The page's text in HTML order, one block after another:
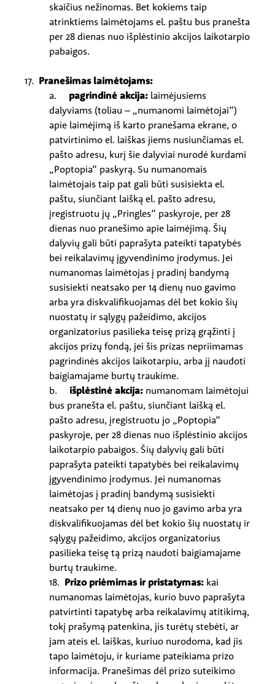
skaičius nežinomas. Bet kokiems taip
atrinktiems laimėtojams el. paštu bus pranešta
per 28 dienas nuo išplėstinio akcijos laikotarpio
pabaigos.
17. Pranešimas laimėtojams:
a. pagrindinė akcija: laimėjusiems
dalyviams (toliau – „numanomi laimėtojai“)
apie laimėjimą iš karto pranešama ekrane, o
patvirtinimo el. laiškas jiems nusiunčiamas el.
pašto adresu, kurį šie dalyviai nurodė kurdami
„Poptopia“ paskyrą. Su numanomais
laimėtojais taip pat gali būti susisiekta el.
paštu, siunčiant laišką el. pašto adresu,
įregistruotu jų „Pringles“ paskyroje, per 28
dienas nuo pranešimo apie laimėjimą. Šių
dalyvių gali būti paprašyta pateikti tapatybės
bei reikalavimų įgyvendinimo įrodymus. Jei
numanomas laimėtojas į pradinį bandymą
susisiekti neatsako per 14 dienų nuo gavimo
arba yra diskvalifikuojamas dėl bet kokio šių
nuostatų ir sąlygų pažeidimo, akcijos
organizatorius pasilieka teisę prizą grąžinti į
akcijos prizų fondą, jei šis prizas nepriimamas
pagrindinės akcijos laikotarpiu, arba jį naudoti
baigiamajame burtų traukime.
b. išplėstinė akcija: numanomam laimėtojui
bus pranešta el. paštu, siunčiant laišką el.
pašto adresu, įregistruotu jo „Poptopia“
paskyroje, per 28 dienas nuo išplėstinio akcijos
laikotarpio pabaigos. Šių dalyvių gali būti
paprašyta pateikti tapatybės bei reikalavimų
įgyvendinimo įrodymus. Jei numanomas
laimėtojas į pradinį bandymą susisiekti
neatsako per 14 dienų nuo jo gavimo arba yra
diskvalifikuojamas dėl bet kokio šių nuostatų ir
sąlygų pažeidimo, akcijos organizatorius
pasilieka teisę tą prizą naudoti baigiamajame
burtų traukime.
18. Prizo priėmimas ir pristatymas: kai
numanomas laimėtojas, kurio buvo paprašyta
patvirtinti tapatybę arba reikalavimų atitikimą,
tokį prašymą patenkina, jis turėtų stebėti, ar
jam ateis el. laiškas, kuriuo nurodoma, kad jis
tapo laimėtoju, ir kuriame pateikiama prizo
informacija. Pranešimas dėl prizo suteikimo